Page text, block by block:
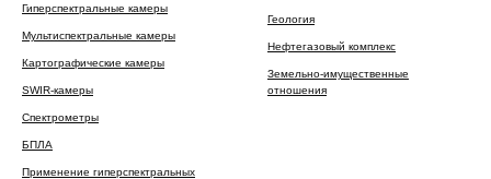
Гиперспектральные камеры
Мультиспектральные камеры
Картографические камеры
SWIR-камеры
Спектрометры
БПЛА
Применение гиперспектральных
Геология
Нефтегазовый комплекс
Земельно-имущественные
отношения